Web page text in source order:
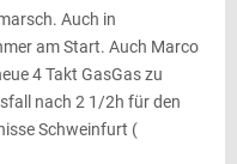
Auch in
am Start. Auch Marco
4 Takt GasGas zu
nach 2 1/2h für den
Schweinfurt (